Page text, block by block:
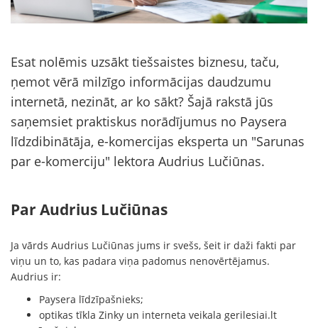
Esat nolēmis uzsākt tiešsaistes biznesu, taču,
ņemot vērā milzīgo informācijas daudzumu
internetā, nezināt, ar ko sākt? Šajā rakstā jūs
saņemsiet praktiskus norādījumus no Paysera
līdzdibinātāja, e-komercijas eksperta un "Sarunas
par e-komerciju" lektora Audrius Lučiūnas.
Par Audrius Lučiūnas
Ja vārds Audrius Lučiūnas jums ir svešs, šeit ir daži fakti par
viņu un to, kas padara viņa padomus nenovērtējamus.
Audrius ir:
Paysera līdzīpašnieks;
optikas tīkla Zinky un interneta veikala gerilesiai.lt